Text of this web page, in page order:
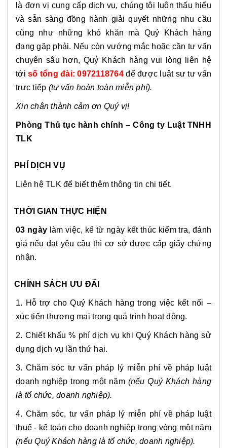
là đơn vị cung cấp dịch vụ, chúng tôi luôn thấu hiểu
và sẵn sàng đồng hành giải quyết những nhu cầu
cũng như những khó khăn mà Quý Khách hàng
đang gặp phải. Nếu còn vướng mắc hoặc cần tư vấn
chuyên sâu hơn, Quý Khách hàng vui lòng liên hệ
tới số tổng đài: 0972118764 để được luật sư tư vấn
trực tiếp (tư vấn hoàn toàn miễn phí).
Xin chân thành cảm ơn Quý vị!
Phòng Thủ tục hành chính – Công ty Luật TNHH
TLK
PHÍ DỊCH VỤ
Liên hệ TLK để biết thêm thông tin chi tiết.
THỜI GIAN THỰC HIỆN
03 ngày làm việc, kể từ ngày kết thúc kiểm tra, đánh
giá nếu đạt yêu cầu thì cơ sở được cấp giấy chứng
nhận.
CHÍNH SÁCH ƯU ĐÃI
1. Hỗ trợ cho Quý Khách hàng trong việc kết nối –
xúc tiến thương mại trong quá trình hoạt động.
2. Chiết khấu % phí dịch vụ khi Quý Khách hàng sử
dụng dịch vụ lần thứ hai.
3. Chăm sóc tư vấn pháp lý miễn phí về pháp luật
doanh nghiệp trong một năm (nếu Quý Khách hàng
là tổ chức, doanh nghiệp).
4. Chăm sóc, tư vấn pháp lý miễn phí về pháp luật
(nếu Quý Khách hàng là tổ chức, doanh nghiệp).